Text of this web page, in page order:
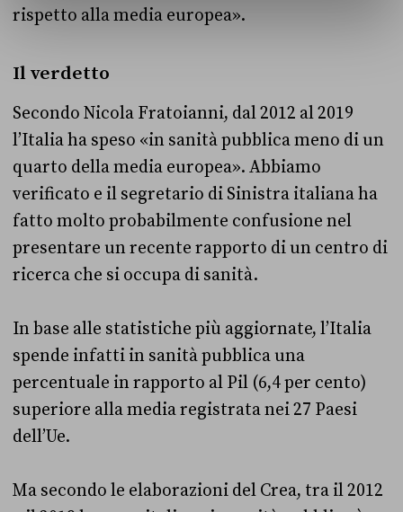
rispetto alla media europea».
Il verdetto
Secondo Nicola Fratoianni, dal 2012 al 2019
l’Italia ha speso «in sanità pubblica meno di un
quarto della media europea». Abbiamo
verificato e il segretario di Sinistra italiana ha
fatto molto probabilmente confusione nel
presentare un recente rapporto di un centro di
ricerca che si occupa di sanità.
In base alle statistiche più aggiornate, l’Italia
spende infatti in sanità pubblica una
percentuale in rapporto al Pil (6,4 per cento)
superiore alla media registrata nei 27 Paesi
dell’Ue.
Ma secondo le elaborazioni del Crea, tra il 2012